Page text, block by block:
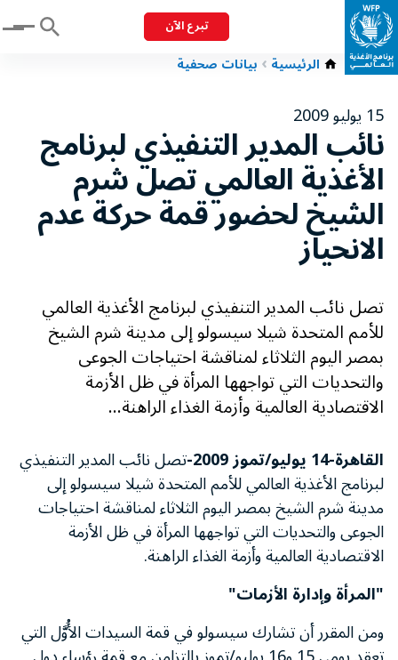
تبرع الآن Menu
الرئيسية بيانات صحفية
15 يوليو 2009
نائب المدير التنفيذي لبرنامج
الأغذية العالمي تصل شرم
الشيخ لحضور قمة حركة عدم
الانحياز
تصل نائب المدير التنفيذي لبرنامج الأغذية العالمي
للأمم المتحدة شيلا سيسولو إلى مدينة شرم الشيخ
بمصر اليوم الثلاثاء لمناقشة احتياجات الجوعى
والتحديات التي تواجهها المرأة في ظل الأزمة
الاقتصادية العالمية وأزمة الغذاء الراهنة...
القاهرة-14 يوليو/تموز 2009- تصل نائب المدير التنفيذي
لبرنامج الأغذية العالمي للأمم المتحدة شيلا سيسولو إلى
مدينة شرم الشيخ بمصر اليوم الثلاثاء لمناقشة احتياجات
الجوعى والتحديات التي تواجهها المرأة في ظل الأزمة
الاقتصادية العالمية وأزمة الغذاء الراهنة.
"المرأة وإدارة الأزمات"
ومن المقرر أن تشارك سيسولو في قمة السيدات الأُوَّل التي